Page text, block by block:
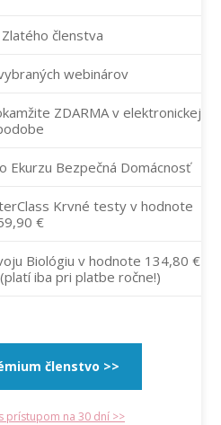
členstva
webinárov
ZDARMA v elektronickej
Ekurzu Bezpečná Domácnosť
Krvné testy v hodnote
€
Biológiu v hodnote 134,80 €
iba pri platbe ročne!)
členstvo >>
prístupom na 30 dní >>